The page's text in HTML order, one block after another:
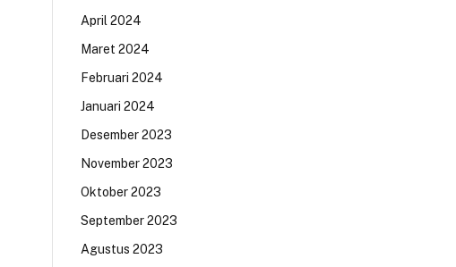
April 2024
Maret 2024
Februari 2024
Januari 2024
Desember 2023
November 2023
Oktober 2023
September 2023
Agustus 2023